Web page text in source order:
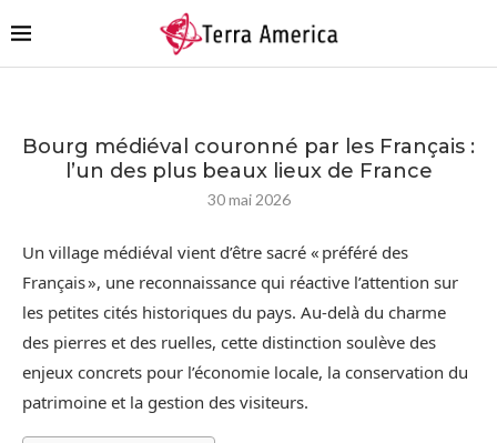
Bourg médiéval couronné par les Français :
l’un des plus beaux lieux de France
30 mai 2026
Un village médiéval vient d’être sacré « préféré des
Français », une reconnaissance qui réactive l’attention sur
les petites cités historiques du pays. Au-delà du charme
des pierres et des ruelles, cette distinction soulève des
enjeux concrets pour l’économie locale, la conservation du
patrimoine et la gestion des visiteurs.